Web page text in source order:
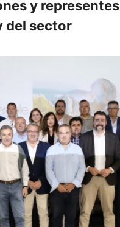
y representes
del sector